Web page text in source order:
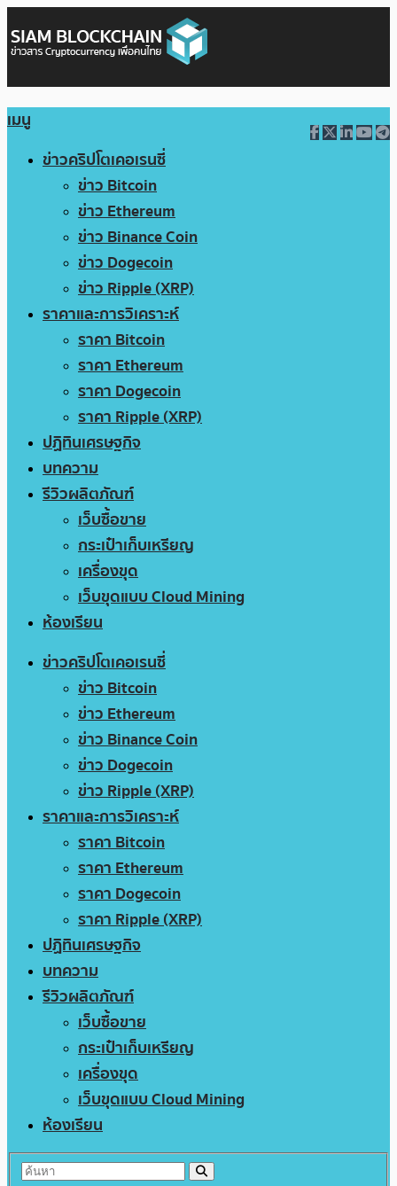
เมนู
ข่าวคริปโตเคอเรนซี่
ข่าว Bitcoin
ข่าว Ethereum
ข่าว Binance Coin
ข่าว Dogecoin
ข่าว Ripple (XRP)
ราคาและการวิเคราะห์
ราคา Bitcoin
ราคา Ethereum
ราคา Dogecoin
ราคา Ripple (XRP)
ปฏิทินเศรษฐกิจ
บทความ
รีวิวผลิตภัณฑ์
เว็บซื้อขาย
กระเป๋าเก็บเหรียญ
เครื่องขุด
เว็บขุดแบบ Cloud Mining
ห้องเรียน
ข่าวคริปโตเคอเรนซี่
ข่าว Bitcoin
ข่าว Ethereum
ข่าว Binance Coin
ข่าว Dogecoin
ข่าว Ripple (XRP)
ราคาและการวิเคราะห์
ราคา Bitcoin
ราคา Ethereum
ราคา Dogecoin
ราคา Ripple (XRP)
ปฏิทินเศรษฐกิจ
บทความ
รีวิวผลิตภัณฑ์
เว็บซื้อขาย
กระเป๋าเก็บเหรียญ
เครื่องขุด
เว็บขุดแบบ Cloud Mining
ห้องเรียน